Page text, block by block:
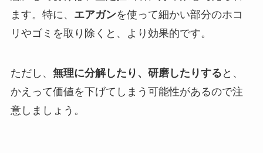
ます。特に、 エアガンを使って細かい部分のホコ
リやゴミを取り除くと、より効果的です。
ただし、 無理に分解したり、研磨したりする と、
かえって価値を下げてしまう可能性があるので注
意しましょう。